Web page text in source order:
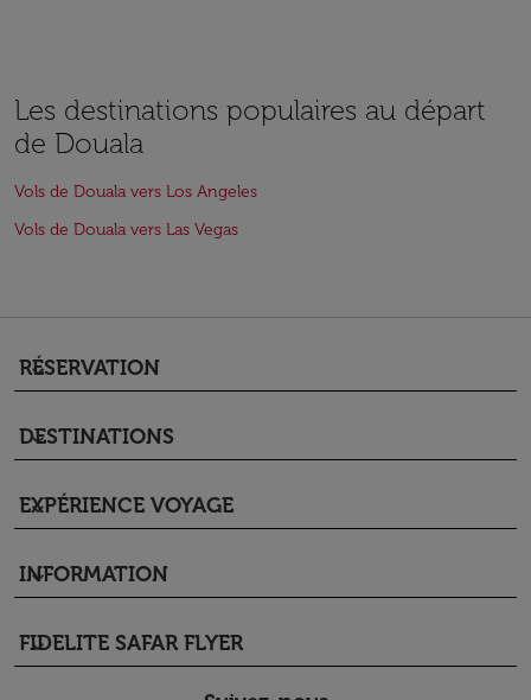
Les destinations populaires au départ
de Douala
Vols de Douala vers Los Angeles
Vols de Douala vers Las Vegas
RÉSERVATION
keyboard_arrow_down
DESTINATIONS
keyboard_arrow_down
EXPÉRIENCE VOYAGE
keyboard_arrow_down
INFORMATION
keyboard_arrow_down
FIDELITE SAFAR FLYER
keyboard_arrow_down